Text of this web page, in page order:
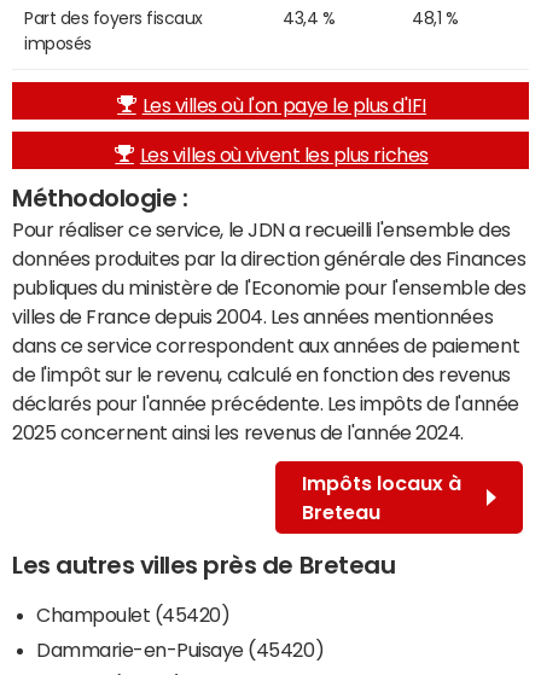
Part des foyers fiscaux
imposés
43,4 % 48,1 %
Les villes où l'on paye le plus d'IFI
Les villes où vivent les plus riches
Méthodologie :
Pour réaliser ce service, le JDN a recueilli l'ensemble des
données produites par la direction générale des Finances
publiques du ministère de l'Economie pour l'ensemble des
villes de France depuis 2004. Les années mentionnées
dans ce service correspondent aux années de paiement
de l'impôt sur le revenu, calculé en fonction des revenus
déclarés pour l'année précédente. Les impôts de l'année
2025 concernent ainsi les revenus de l'année 2024.
Impôts locaux à
Breteau
Les autres villes près de Breteau
Champoulet (45420)
Dammarie-en-Puisaye (45420)